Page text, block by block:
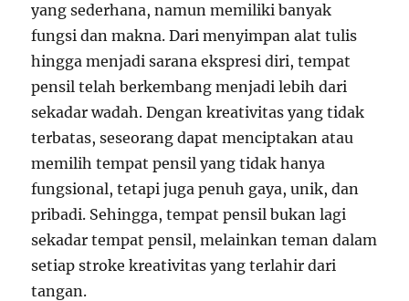
yang sederhana, namun memiliki banyak
fungsi dan makna. Dari menyimpan alat tulis
hingga menjadi sarana ekspresi diri, tempat
pensil telah berkembang menjadi lebih dari
sekadar wadah. Dengan kreativitas yang tidak
terbatas, seseorang dapat menciptakan atau
memilih tempat pensil yang tidak hanya
fungsional, tetapi juga penuh gaya, unik, dan
pribadi. Sehingga, tempat pensil bukan lagi
sekadar tempat pensil, melainkan teman dalam
setiap stroke kreativitas yang terlahir dari
tangan.